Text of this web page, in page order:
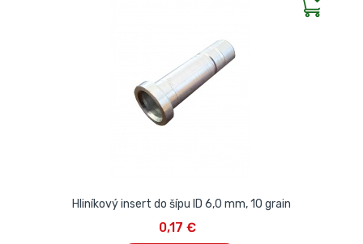
Hliníkový insert do šípu ID 6,0 mm, 10 grain
0,17 €